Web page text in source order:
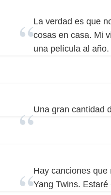
La verdad es que
cosas en casa. Mi
una película al año.
Una gran cantidad
Hay canciones que
Yang Twins.